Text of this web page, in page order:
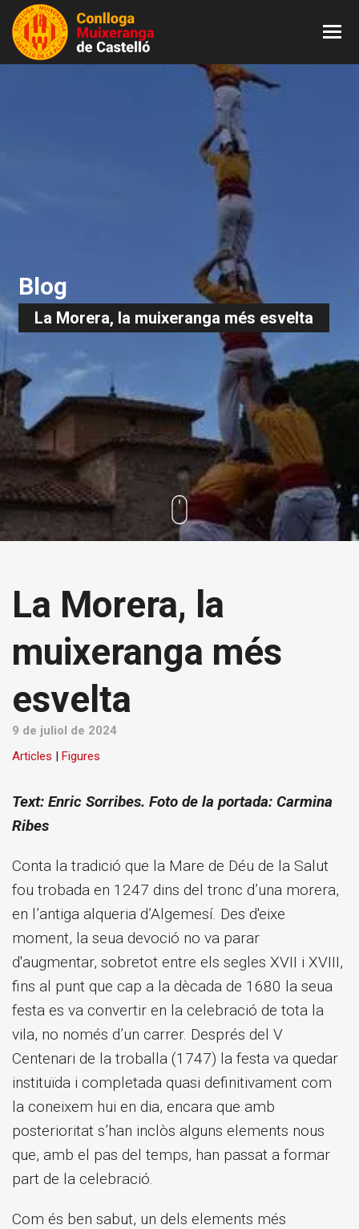
Blog
La Morera, la muixeranga més esvelta
La Morera, la
muixeranga més
esvelta
9 de juliol de 2024
Articles | Figures
Text: Enric Sorribes. Foto de la portada: Carmina
Ribes
Conta la tradició que la Mare de Déu de la Salut
fou trobada en 1247 dins del tronc d’una morera,
en l’antiga alqueria d’Algemesí. Des d'eixe
moment, la seua devoció no va parar
d'augmentar, sobretot entre els segles XVII i XVIII,
fins al punt que cap a la dècada de 1680 la seua
festa es va convertir en la celebració de tota la
vila, no només d’un carrer. Després del V
Centenari de la troballa (1747) la festa va quedar
instituïda i completada quasi definitivament com
la coneixem hui en dia, encara que amb
posterioritat s’han inclòs alguns elements nous
que, amb el pas del temps, han passat a formar
part de la celebració.
Com és ben sabut, un dels elements més